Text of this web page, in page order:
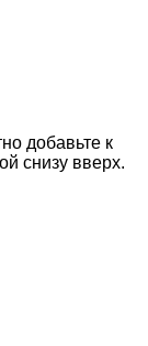
добавьте к
снизу вверх.